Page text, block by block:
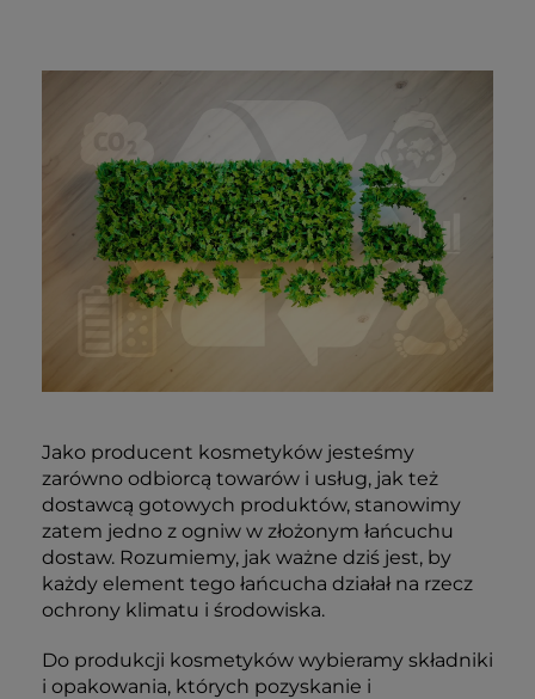
Jako producent kosmetyków jesteśmy
zarówno odbiorcą towarów i usług, jak też
dostawcą gotowych produktów, stanowimy
zatem jedno z ogniw w złożonym łańcuchu
dostaw. Rozumiemy, jak ważne dziś jest, by
każdy element tego łańcucha działał na rzecz
ochrony klimatu i środowiska.
Do produkcji kosmetyków wybieramy składniki
i opakowania, których pozyskanie i